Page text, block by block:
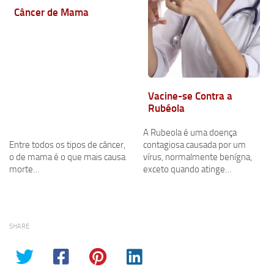
Câncer de Mama
Entre todos os tipos de câncer,
o de mama é o que mais causa
morte…
Vacine-se Contra a
Rubéola
A Rubeola é uma doença
contagiosa causada por um
vírus, normalmente benígna,
exceto quando atinge…
SHARE